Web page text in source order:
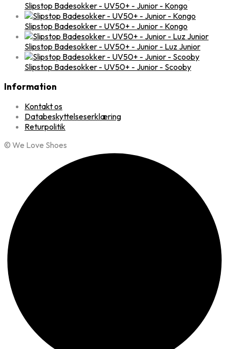
Slipstop Badesokker - UV50+ - Junior - Kongo
Slipstop Badesokker - UV50+ - Junior - Kongo
Slipstop Badesokker - UV50+ - Junior - Luz Junior
Slipstop Badesokker - UV50+ - Junior - Scooby
Information
Kontakt os
Databeskyttelseserklæring
Returpolitik
© We Love Shoes